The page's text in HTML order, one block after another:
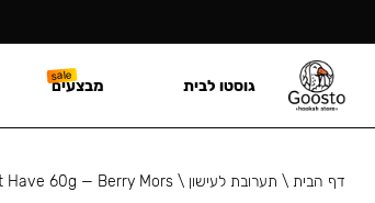
דף הבית\ תערובת לעישון \
Have 60g — Berry Mors
גוסטו לבית מבצעים